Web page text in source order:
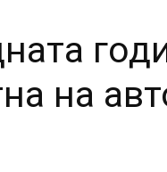
на